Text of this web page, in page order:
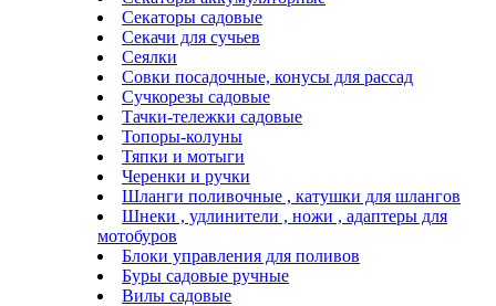
Секаторы садовые
Секачи для сучьев
Сеялки
Совки посадочные, конусы для рассад
Сучкорезы садовые
Тачки-тележки садовые
Топоры-колуны
Тяпки и мотыги
Черенки и ручки
Шланги поливочные , катушки для шлангов
Шнеки , удлинители , ножи , адаптеры для
мотобуров
Блоки управления для поливов
Буры садовые ручные
Вилы садовые